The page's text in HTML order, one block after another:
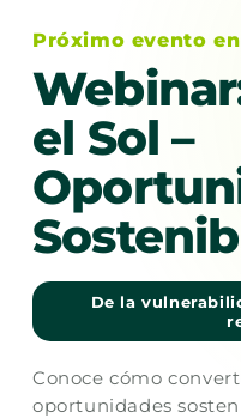
Próximo evento
el Sol –
De la
Conoce cómo
oportunidades